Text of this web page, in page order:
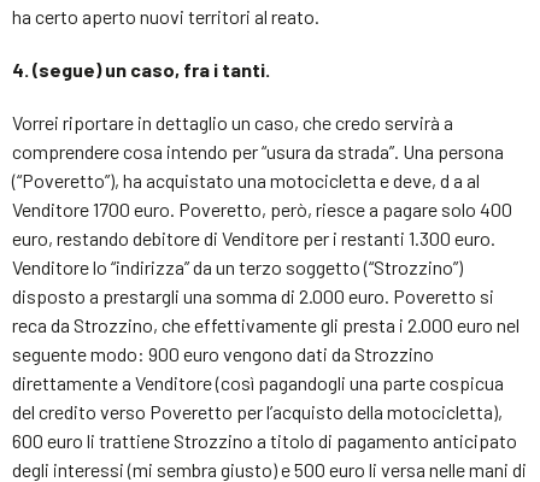
ha certo aperto nuovi territori al reato.
4. (segue) un caso, fra i tanti.
Vorrei riportare in dettaglio un caso, che credo servirà a
comprendere cosa intendo per “usura da strada”. Una persona
(“Poveretto”), ha acquistato una motocicletta e deve, d a al
Venditore 1700 euro. Poveretto, però, riesce a pagare solo 400
euro, restando debitore di Venditore per i restanti 1.300 euro.
Venditore lo “indirizza” da un terzo soggetto (“Strozzino”)
disposto a prestargli una somma di 2.000 euro. Poveretto si
reca da Strozzino, che effettivamente gli presta i 2.000 euro nel
seguente modo: 900 euro vengono dati da Strozzino
direttamente a Venditore (così pagandogli una parte cospicua
del credito verso Poveretto per l’acquisto della motocicletta),
600 euro li trattiene Strozzino a titolo di pagamento anticipato
degli interessi (mi sembra giusto) e 500 euro li versa nelle mani di